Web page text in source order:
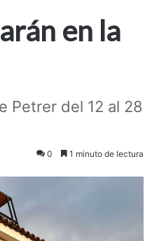
en la
Petrer del 12 al 28
0 1 minuto de lectura